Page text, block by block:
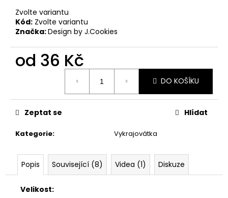
Zvolte variantu
Kód: Zvolte variantu
Značka:Design by J.Cookies
od 36 Kč
DO KOŠÍKU
Kategorie: Vykrajovátka
Zeptat se Hlídat
Popis Související (8) Videa (1) Diskuze
Velikost:
u
e
m
e
#1297
Kč